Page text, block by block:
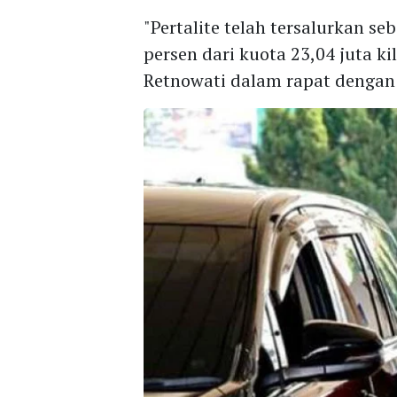
"Pertalite telah tersalurkan
persen dari kuota 23,04 juta
Retnowati dalam rapat